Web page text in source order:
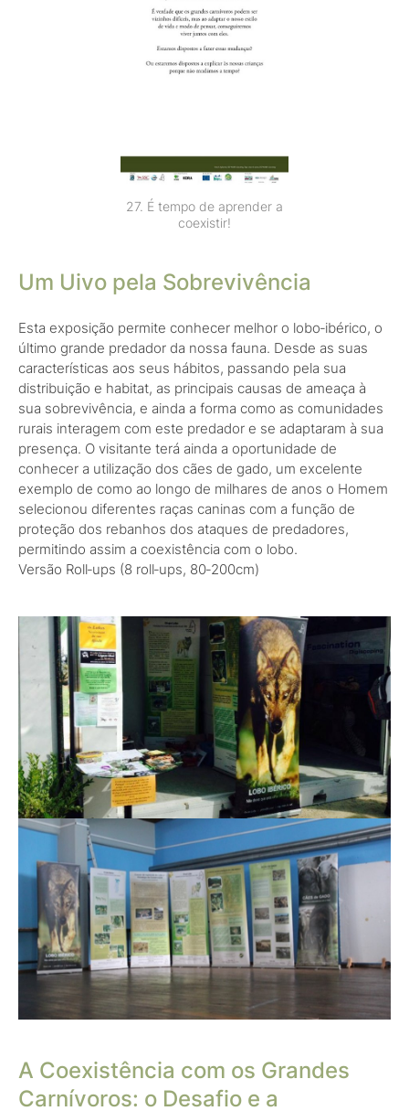
27. É tempo de aprender a
coexistir!
Um Uivo pela Sobrevivência
Esta exposição permite conhecer melhor o lobo‑ibérico, o
último grande predador da nossa fauna. Desde as suas
características aos seus hábitos, passando pela sua
distribuição e habitat, as principais causas de ameaça à
sua sobrevivência, e ainda a forma como as comunidades
rurais interagem com este predador e se adaptaram à sua
presença. O visitante terá ainda a oportunidade de
conhecer a utilização dos cães de gado, um excelente
exemplo de como ao longo de milhares de anos o Homem
selecionou diferentes raças caninas com a função de
proteção dos rebanhos dos ataques de predadores,
permitindo assim a coexistência com o lobo.
Versão Roll‑ups (8 roll‑ups, 80‑200cm)
A Coexistência com os Grandes
Carnívoros: o Desafio e a